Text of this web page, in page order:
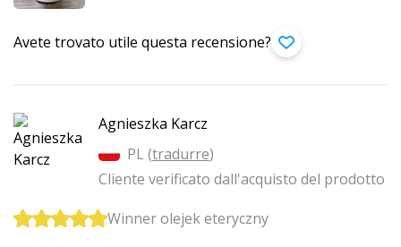
Avete trovato utile questa recensione?
Agnieszka Karcz
PL (tradurre)
Cliente verificato dall'acquisto del prodotto
Winner olejek eteryczny